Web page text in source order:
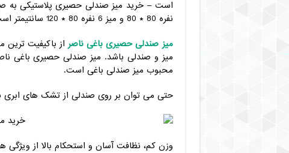
نفره 80 * 80 و میز 6 نفره 80 * 120 سانتیمتر است.
میز صندلی حصیری باغی ناصر از باکیفیت ترین
میز و صندلی باشد. میز صندلی حصیری باغی
محبوب میز صندلی باغی است.
حتی می توان بر روی صندلی از تشک های ابری
وزن کم، نظافت آسان و استحکام بالا از